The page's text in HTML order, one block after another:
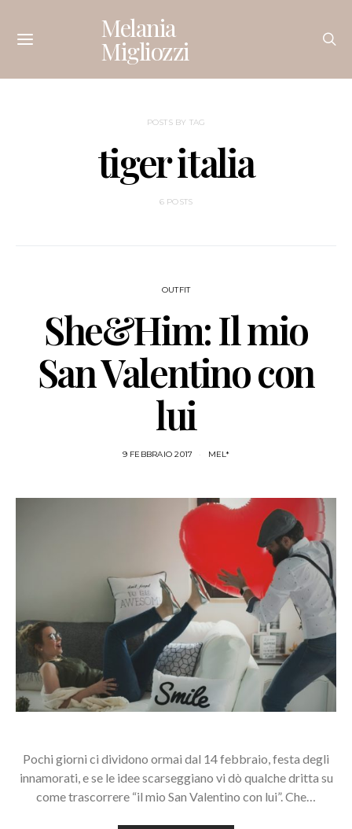
Melania
Migliozzi
POSTS BY TAG
tiger italia
6 POSTS
OUTFIT
She&Him: Il mio
San Valentino con
lui
9 FEBBRAIO 2017 MEL*
Pochi giorni ci dividono ormai dal 14 febbraio, festa degli
innamorati, e se le idee scarseggiano vi dò qualche dritta su
come trascorrere “il mio San Valentino con lui”. Che…